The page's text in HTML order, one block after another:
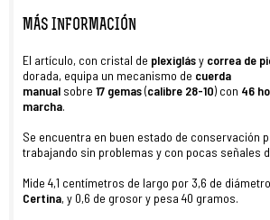
MÁS INFORMACIÓN
El artículo, con cristal de plexiglásy correa de
dorada, equipa un mecanismo de cuerda
manual sobre 17 gemas(calibre 28-10) con 46
marcha.
Se encuentra en buen estado de conservación
trabajando sin problemas y con pocas señales
Mide 4,1 centímetros de largo por 3,6 de
Certina, y 0,6 de grosor y pesa 40 gramos.